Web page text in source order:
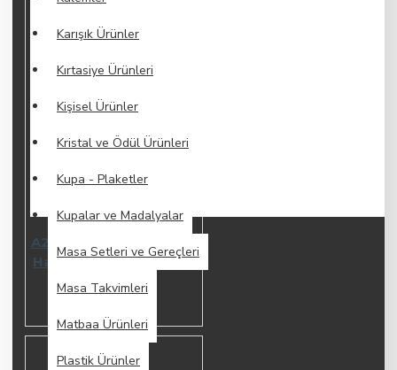
Karışık Ürünler
Kırtasiye Ürünleri
Kişisel Ürünler
Kristal ve Ödül Ürünleri
Kupa - Plaketler
Kupalar ve Madalyalar
Masa Setleri ve Gereçleri
Masa Takvimleri
Matbaa Ürünleri
Plastik Ürünler
A2-15618 2321 Beyaz 12
Haneli̇ Hesap Maki̇Nesi
477,84TL